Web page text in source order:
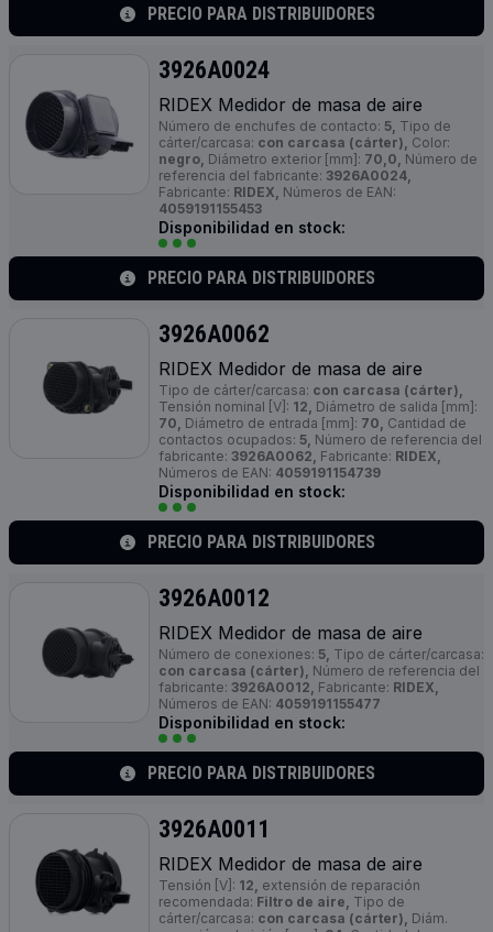
PRECIO PARA DISTRIBUIDORES
3926A0024
RIDEX Medidor de masa de aire
Número de enchufes de contacto: 5, Tipo de
cárter/carcasa: con carcasa (cárter), Color:
negro, Diámetro exterior [mm]: 70,0, Número de
referencia del fabricante: 3926A0024,
Fabricante: RIDEX, Números de EAN:
4059191155453
Disponibilidad en stock:
PRECIO PARA DISTRIBUIDORES
3926A0062
RIDEX Medidor de masa de aire
Tipo de cárter/carcasa: con carcasa (cárter),
Tensión nominal [V]: 12, Diámetro de salida [mm]:
70, Diámetro de entrada [mm]: 70, Cantidad de
contactos ocupados: 5, Número de referencia del
fabricante: 3926A0062, Fabricante: RIDEX,
Números de EAN: 4059191154739
Disponibilidad en stock:
PRECIO PARA DISTRIBUIDORES
3926A0012
RIDEX Medidor de masa de aire
Número de conexiones: 5, Tipo de cárter/carcasa:
con carcasa (cárter), Número de referencia del
fabricante: 3926A0012, Fabricante: RIDEX,
Números de EAN: 4059191155477
Disponibilidad en stock:
PRECIO PARA DISTRIBUIDORES
3926A0011
RIDEX Medidor de masa de aire
Tensión [V]: 12, extensión de reparación
recomendada: Filtro de aire, Tipo de
cárter/carcasa: con carcasa (cárter), Diám.